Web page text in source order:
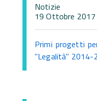
Notizie
19 Ottobre 2017
Primi progetti
"Legalità" 2014-